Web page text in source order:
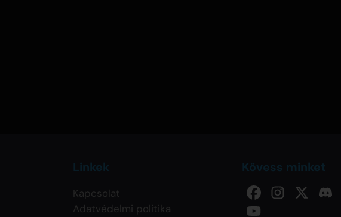
Linkek
Kapcsolat
Adatvédelmi politika
Kövess minket